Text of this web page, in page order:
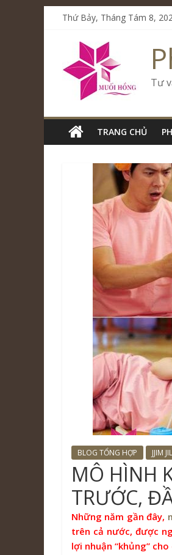
Thứ Bảy, Tháng Tám 8,
Tư
TRANG CHỦ
BLOG TỔNG HỢP JJIM
MÔ HÌNH
TRƯỚC,
Những năm gần đây,
trên cả nước, được
lợi nhuận “khủng”